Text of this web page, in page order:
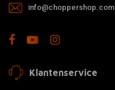
info@choppershop.com
Klantenservice